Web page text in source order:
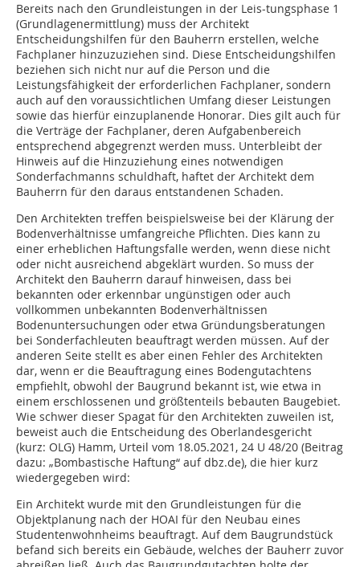
Bereits nach den Grundleistungen in der Leis-tungsphase 1
(Grundlagenermittlung) muss der Architekt
Entscheidungshilfen für den Bauherrn erstellen, welche
Fachplaner hinzuzuziehen sind. Diese Entscheidungshilfen
beziehen sich nicht nur auf die Person und die
Leistungsfähigkeit der erforderlichen Fachplaner, sondern
auch auf den voraussichtlichen Umfang dieser Leistungen
sowie das hierfür einzuplanende Honorar. Dies gilt auch für
die Verträge der Fachplaner, deren Aufgabenbereich
entsprechend abgegrenzt werden muss. Unterbleibt der
Hinweis auf die Hinzuziehung eines notwendigen
Sonderfachmanns schuldhaft, haftet der Architekt dem
Bauherrn für den daraus entstandenen Schaden.
Den Architekten treffen beispielsweise bei der Klärung der
Bodenverhältnisse umfangreiche Pflichten. Dies kann zu
einer erheblichen Haftungsfalle werden, wenn diese nicht
oder nicht ausreichend abgeklärt wurden. So muss der
Architekt den Bauherrn darauf hinweisen, dass bei
bekannten oder erkennbar ungünstigen oder auch
vollkommen unbekannten Bodenverhältnissen
Bodenuntersuchungen oder etwa Gründungsberatungen
bei Sonderfachleuten beauftragt werden müssen. Auf der
anderen Seite stellt es aber einen Fehler des Architekten
dar, wenn er die Beauftragung eines Bodengutachtens
empfiehlt, obwohl der Baugrund bekannt ist, wie etwa in
einem erschlossenen und größtenteils bebauten Baugebiet.
Wie schwer dieser Spagat für den Architekten zuweilen ist,
beweist auch die Entscheidung des Oberlandesgericht
(kurz: OLG) Hamm, Urteil vom 18.05.2021, 24 U 48/20 (Beitrag
dazu: „Bombastische Haftung“ auf dbz.de), die hier kurz
wiedergegeben wird:
Ein Architekt wurde mit den Grundleistungen für die
Objektplanung nach der HOAI für den Neubau eines
Studentenwohnheims beauftragt. Auf dem Baugrundstück
befand sich bereits ein Gebäude, welches der Bauherr zuvor